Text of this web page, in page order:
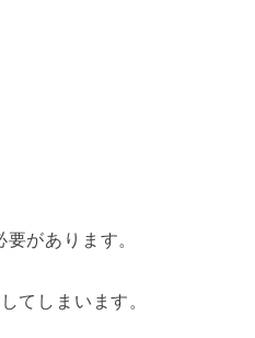
があります。
てしまいます。